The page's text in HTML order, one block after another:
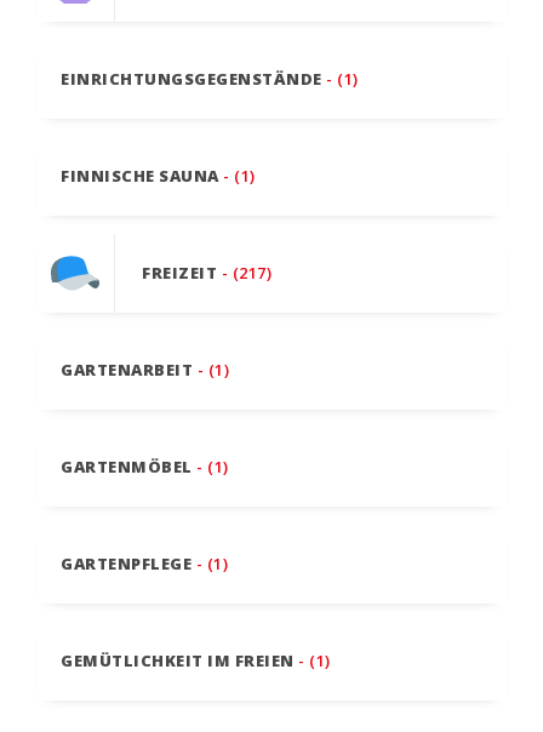
EINRICHTUNGSGEGENSTÄNDE - (1)
FINNISCHE SAUNA - (1)
FREIZEIT - (217)
GARTENARBEIT - (1)
GARTENMÖBEL - (1)
GARTENPFLEGE - (1)
GEMÜTLICHKEIT IM FREIEN - (1)